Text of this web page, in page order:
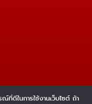
ที่ดีในการใช้งานเว็บไซต์ ถ้า
1